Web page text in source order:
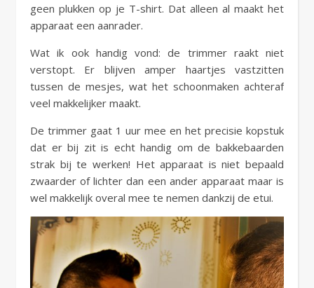
geen plukken op je T-shirt. Dat alleen al maakt het
apparaat een aanrader.
Wat ik ook handig vond: de trimmer raakt niet
verstopt. Er blijven amper haartjes vastzitten
tussen de mesjes, wat het schoonmaken achteraf
veel makkelijker maakt.
De trimmer gaat 1 uur mee en het precisie kopstuk
dat er bij zit is echt handig om de bakkebaarden
strak bij te werken! Het apparaat is niet bepaald
zwaarder of lichter dan een ander apparaat maar is
wel makkelijk overal mee te nemen dankzij de etui.